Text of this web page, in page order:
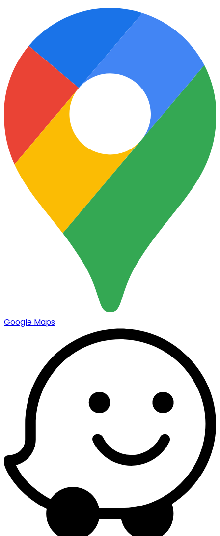
Google Maps